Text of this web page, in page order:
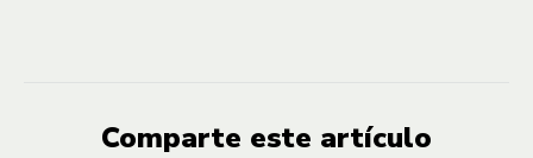
Comparte este artículo